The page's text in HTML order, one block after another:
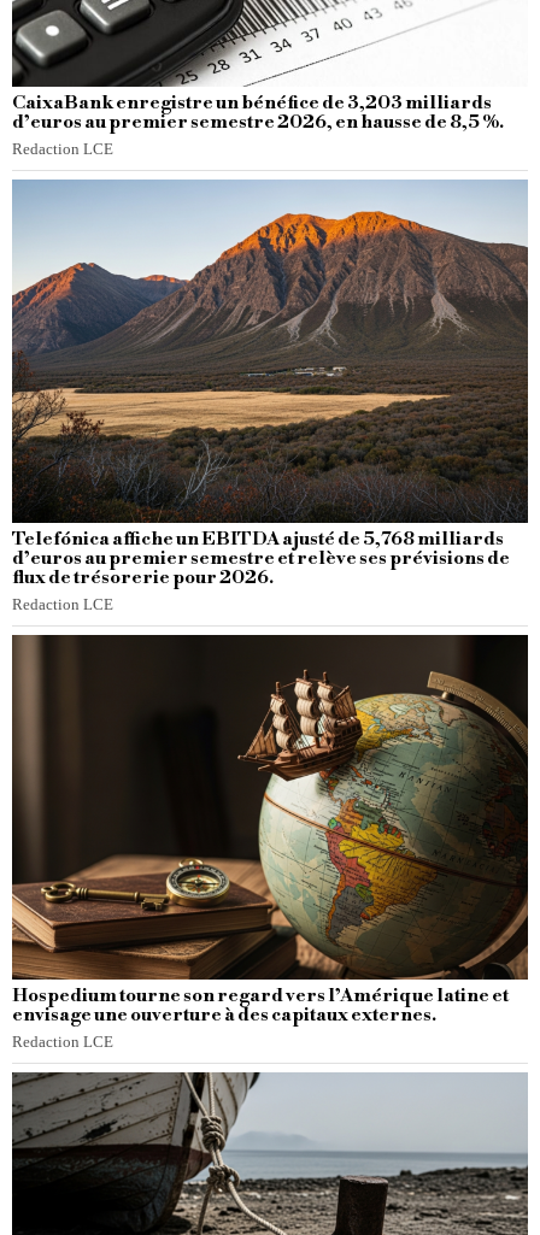
CaixaBank enregistre un bénéfice de 3,203 milliards
d’euros au premier semestre 2026, en hausse de 8,5 %.
Redaction LCE
Telefónica affiche un EBITDA ajusté de 5,768 milliards
d’euros au premier semestre et relève ses prévisions de
flux de trésorerie pour 2026.
Redaction LCE
Hospedium tourne son regard vers l’Amérique latine et
envisage une ouverture à des capitaux externes.
Redaction LCE